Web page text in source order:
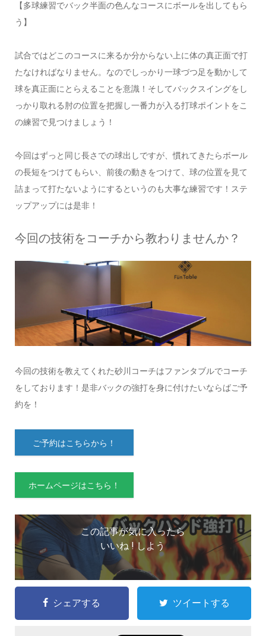
【多球練習でバック半面の色んなコースにボールを出してもら
う】
試合ではどこのコースに来るか分からない上に体の真正面で打
たなければなりません。なのでしっかり一球づつ足を動かして
球を真正面にとらえることを意識！そしてバックスイングをし
っかり取れる肘の位置を把握し一番力が入る打球ポイントをこ
の練習で見つけましょう！
今回はずっと同じ長さでの球出しですが、慣れてきたらボール
の長短をつけてもらい、前後の動きをつけて、球の位置を見て
詰まって打たないようにするというのも大事な練習です！ステ
ップアップには是非！
今回の技術をコーチから教わりませんか？
今回の技術を教えてくれた砂川コーチはファンタブルでコーチ
をしております！是非バックの強打を身に付けたいならばご予
約を！
ご予約はこちらから！
ホームページはこちら！
この記事が気に入ったら
いいね ! しよう
シェアする ツイートする